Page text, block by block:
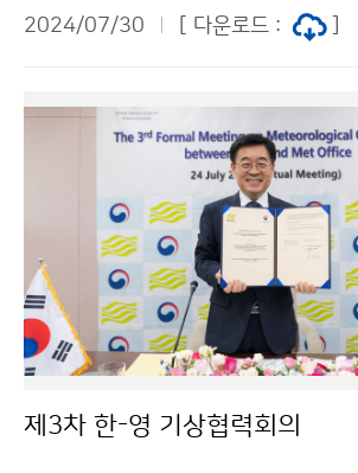
2024/07/30
[ 다운로드 :
제3차 한-영 기상협력회의